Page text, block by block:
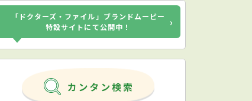
「ドクターズ・ファイル」ブランドムービー
特設サイトにて公開中！
›